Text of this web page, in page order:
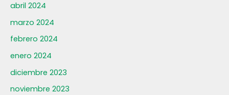
abril 2024
marzo 2024
febrero 2024
enero 2024
diciembre 2023
noviembre 2023